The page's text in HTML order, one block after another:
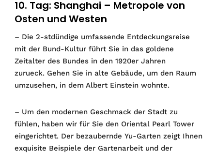
10. Tag: Shanghai – Metropole von
Osten und Westen
– Die 2-stdündige umfassende Entdeckungsreise
mit der Bund-Kultur führt Sie in das goldene
Zeitalter des Bundes in den 1920er Jahren
zurueck. Gehen Sie in alte Gebäude, um den Raum
umzusehen, in dem Albert Einstein wohnte.
– Um den modernen Geschmack der Stadt zu
fühlen, haben wir für Sie den Oriental Pearl Tower
eingerichtet. Der bezaubernde Yu-Garten zeigt Ihnen
exquisite Beispiele der Gartenarbeit und der